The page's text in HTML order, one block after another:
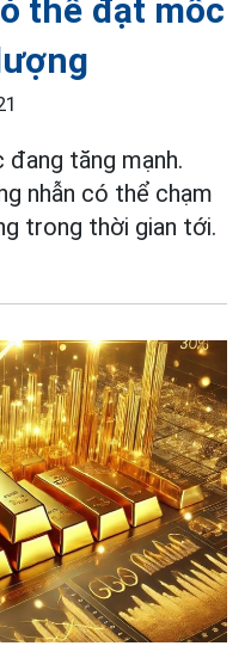
thể đạt mốc
tăng mạnh.
nhẫn có thể chạm
trong thời gian tới.